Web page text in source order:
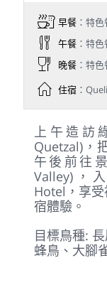
今日會在薩
世界上最美
會在巴蘇花
午後則悠
與自然風景
目標鳥種:
鵎鵼、硫磺
Day 9